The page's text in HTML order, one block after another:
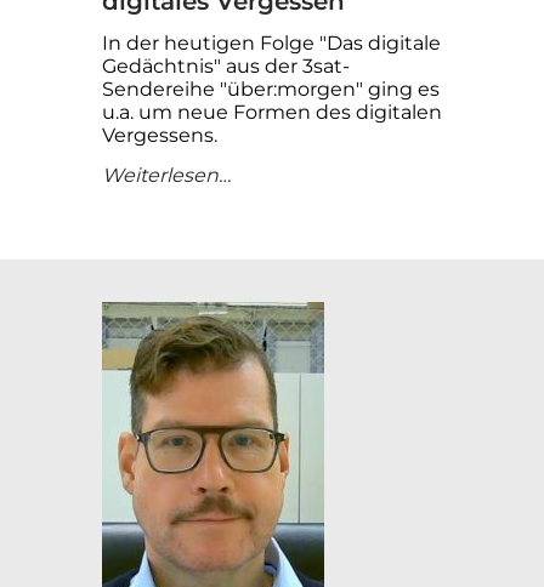
In der heutigen Folge "Das digitale
Gedächtnis" aus der 3sat-
Sendereihe "über:morgen" ging es
u.a. um neue Formen des digitalen
Vergessens.
Weiterlesen…